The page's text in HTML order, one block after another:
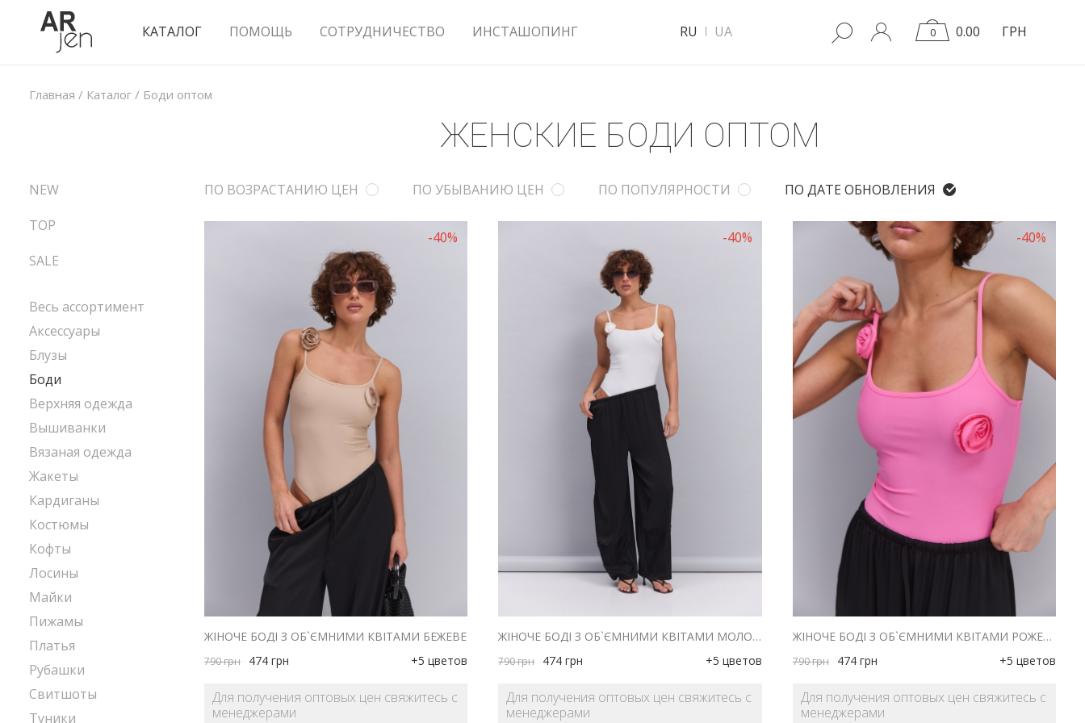
КАТАЛОГ ПОМОЩЬ СОТРУДНИЧЕСТВО ИНСТАШОПИНГ RU UA 0 0.00 ГРН
Главная / Каталог / Боди оптом
ЖЕНСКИЕ БОДИ ОПТОМ
ПО ВОЗРАСТАНИЮ ЦЕН ПО УБЫВАНИЮ ЦЕН ПО ПОПУЛЯРНОСТИ ПО ДАТЕ ОБНОВЛЕНИЯ
-40%
ЖІНОЧЕ БОДІ З ОБ`ЄМНИМИ КВІТАМИ БЕЖЕВЕ
790грн 474 грн +5 цветов
Для получения оптовых цен свяжитесь с
менеджерами
-40%
ЖІНОЧЕ БОДІ З ОБ`ЄМНИМИ КВІТАМИ МОЛОЧНЕ
790грн 474 грн +5 цветов
Для получения оптовых цен свяжитесь с
менеджерами
-40%
ЖІНОЧЕ БОДІ З ОБ`ЄМНИМИ КВІТАМИ РОЖЕВЕ
790грн 474 грн +5 цветов
Для получения оптовых цен свяжитесь с
менеджерами
NEW
TOP
SALE
Весь ассортимент
Аксессуары
Блузы
Боди
Верхняя одежда
Вышиванки
Вязаная одежда
Жакеты
Кардиганы
Костюмы
Кофты
Лосины
Майки
Пижамы
Платья
Рубашки
Свитшоты
Туники